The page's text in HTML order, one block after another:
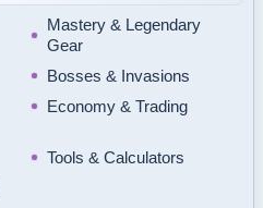
Mastery & Legendary
Gear
Bosses & Invasions
Economy & Trading
Tools & Calculators